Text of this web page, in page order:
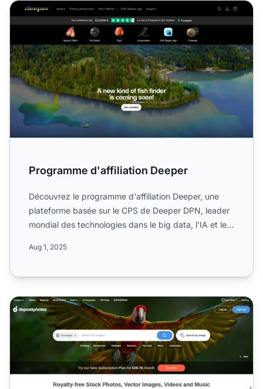
Programme d'affiliation Deeper
Programme d'affiliation Deeper
Découvrez le programme d'affiliation Deeper, une
plateforme basée sur le CPS de Deeper DPN, leader
mondial des technologies dans le big data, l’IA et les
Aug 1, 2025
Programme d'affiliation Depositphotos